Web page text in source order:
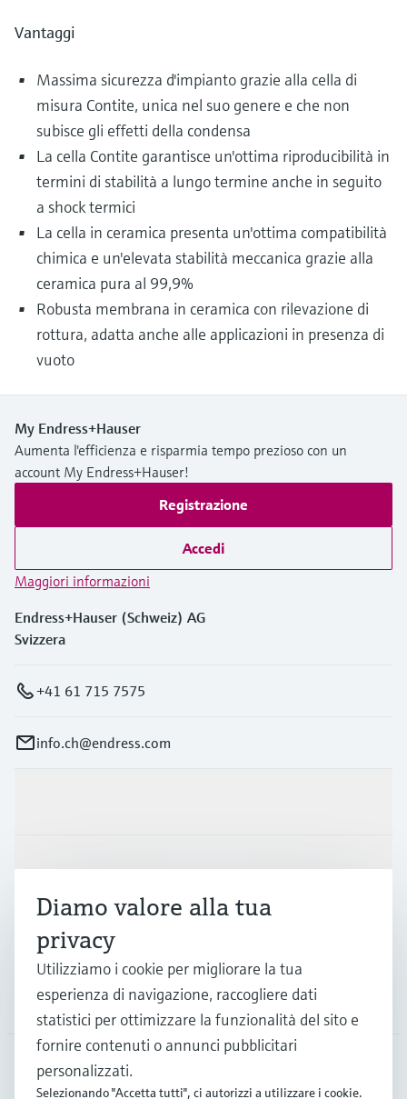
Vantaggi
Massima sicurezza d'impianto grazie alla cella di
misura Contite, unica nel suo genere e che non
subisce gli effetti della condensa
La cella Contite garantisce un'ottima riproducibilità in
termini di stabilità a lungo termine anche in seguito
a shock termici
La cella in ceramica presenta un'ottima compatibilità
chimica e un'elevata stabilità meccanica grazie alla
ceramica pura al 99,9%
Robusta membrana in ceramica con rilevazione di
rottura, adatta anche alle applicazioni in presenza di
vuoto
My Endress+Hauser
Aumenta l'efficienza e risparmia tempo prezioso con un
account My Endress+Hauser!
Registrazione
Accedi
Maggiori informazioni
Endress+Hauser (Schweiz) AG
Svizzera
+41 61 715 7575
info.ch@endress.com
Industrie
Supporta
La società
CHE•Italiano
Diamo valore alla tua
privacy
Utilizziamo i cookie per migliorare la tua
esperienza di navigazione, raccogliere dati
statistici per ottimizzare la funzionalità del sito e
fornire contenuti o annunci pubblicitari
personalizzati.
Selezionando "Accetta tutti", ci autorizzi a utilizzare i cookie.